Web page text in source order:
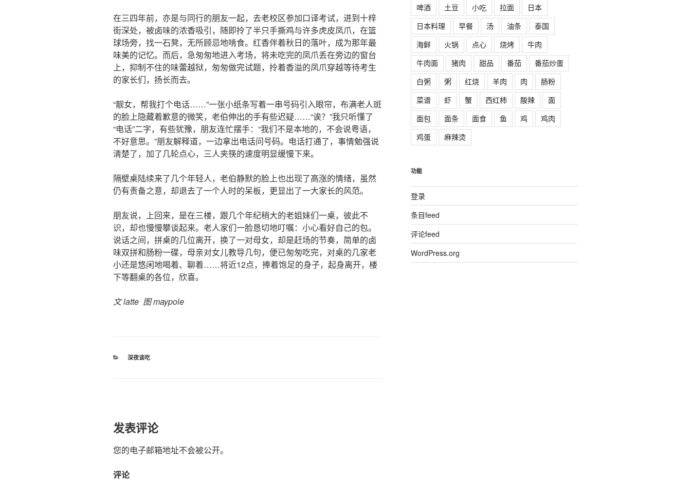
在三四年前，亦是与同行的朋友一起，去老校区参加口译考试，进到十梓
街深处，被卤味的浓香吸引，随即拎了半只手撕鸡与许多虎皮凤爪，在篮
球场旁，找一石凳，无所顾忌地啃食。红香伴着秋日的落叶，成为那年最
味美的记忆。而后，急匆匆地进入考场，将未吃完的凤爪丢在旁边的窗台
上，抑制不住的味蕾越狱，匆匆做完试题，拎着香溢的凤爪穿越等待考生
的家长们，扬长而去。
“靓女，帮我打个电话……”一张小纸条写着一串号码引入眼帘，布满老人斑
的脸上隐藏着歉意的微笑，老伯伸出的手有些迟疑……“诶？”我只听懂了
“电话”二字，有些犹豫，朋友连忙摆手：“我们不是本地的，不会说粤语，
不好意思。”朋友解释道，一边拿出电话问号码。电话打通了，事情勉强说
清楚了，加了几轮点心，三人夹筷的速度明显缓慢下来。
隔壁桌陆续来了几个年轻人，老伯静默的脸上也出现了高涨的情绪，虽然
仍有责备之意，却退去了一个人时的呆板，更显出了一大家长的风范。
朋友说，上回来，是在三楼，跟几个年纪稍大的老姐妹们一桌，彼此不
识，却也慢慢攀谈起来。老人家们一脸恳切地叮嘱：小心看好自己的包。
说话之间，拼桌的几位离开，换了一对母女，却是赶场的节奏，简单的卤
味双拼和肠粉一碟，母亲对女儿教导几句，便已匆匆吃完，对桌的几家老
小还是悠闲地喝着、聊着……将近12点，捧着饱足的身子，起身离开，楼
下等翻桌的各位，欣喜。
文 latte 图 maypole
分
深夜谈吃
发表评论
您的电子邮箱地址不会被公开。
评论
啤酒
土豆 小吃 拉面
日本
日本料理
早餐 汤 油条
泰国
海鲜
火锅 点心 烧烤
牛肉
牛肉面
猪肉 甜品 番茄
番茄炒蛋
白粥
粥 红烧 羊肉 肉
肠粉
菜谱
虾 蟹 西红柿 酸辣
面
面包
面条 面食 鱼 鸡
鸡肉
鸡蛋
麻辣烫
功能
登录
条目feed
评论feed
WordPress.org